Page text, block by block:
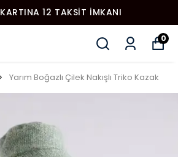
12 TAKSİT İMKANI
0
Yarım Boğazlı Çilek Nakışlı Triko Kazak